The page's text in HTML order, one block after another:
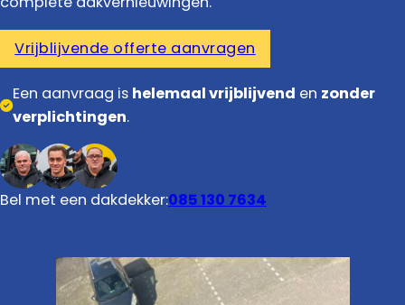
Vrijblijvende offerte aanvragen
Een aanvraag is helemaal vrijblijvend en zonder
verplichtingen.
Bel met een dakdekker:085 130 7634